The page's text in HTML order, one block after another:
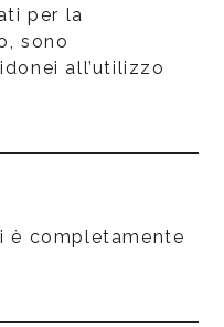
per la
sono
all’utilizzo
è completamente